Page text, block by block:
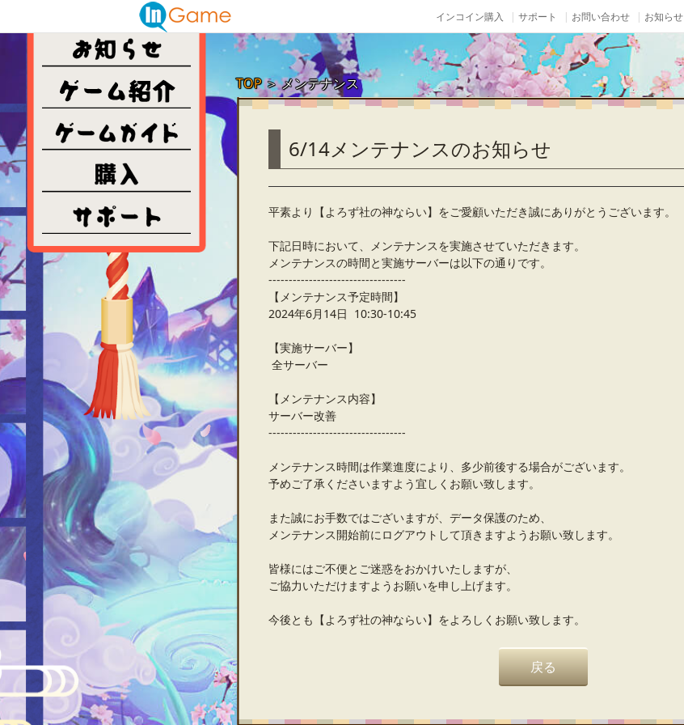
インコイン購入 サポート お問い合わせ お知らせ
TOP＞メンテナンス
6/14メンテナンスのお知らせ
平素より【よろず社の神ならい】をご愛顧いただき誠にありがとうございます。
下記日時において、メンテナンスを実施させていただきます。
メンテナンスの時間と実施サーバーは以下の通りです。
----------------------------------
【メンテナンス予定時間】
2024年6月14日 10:30-10:45
【実施サーバー】
全サーバー
【メンテナンス内容】
サーバー改善
----------------------------------
メンテナンス時間は作業進度により、多少前後する場合がございます。
予めご了承くださいますよう宜しくお願い致します。
また誠にお手数ではございますが、データ保護のため、
メンテナンス開始前にログアウトして頂きますようお願い致します。
皆様にはご不便とご迷惑をおかけいたしますが、
ご協力いただけますようお願いを申し上げます。
今後とも【よろず社の神ならい】をよろしくお願い致します。
戻る